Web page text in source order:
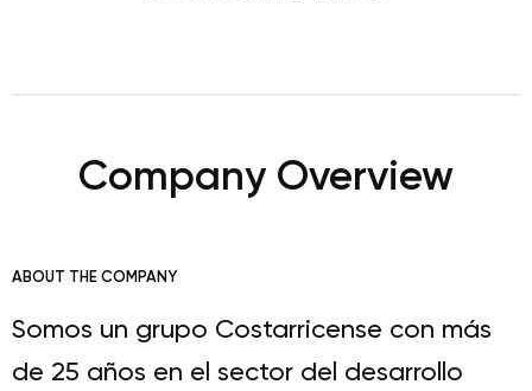
Company Overview
ABOUT THE COMPANY
Somos un grupo Costarricense con más
de 25 años en el sector del desarrollo